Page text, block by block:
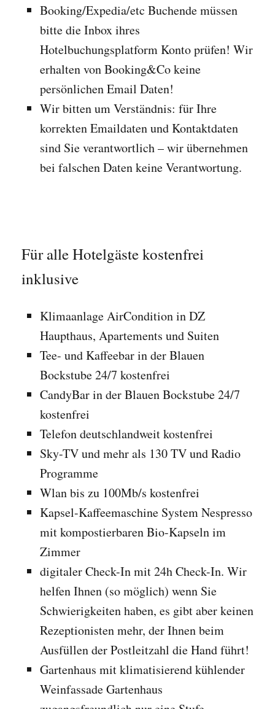
Booking/Expedia/etc Buchende müssen
bitte die Inbox ihres
Hotelbuchungsplatform Konto prüfen! Wir
erhalten von Booking&Co keine
persönlichen Email Daten!
Wir bitten um Verständnis: für Ihre
korrekten Emaildaten und Kontaktdaten
sind Sie verantwortlich – wir übernehmen
bei falschen Daten keine Verantwortung.
Für alle Hotelgäste kostenfrei
inklusive
Klimaanlage AirCondition in DZ
Haupthaus, Apartements und Suiten
Tee- und Kaffeebar in der Blauen
Bockstube 24/7 kostenfrei
CandyBar in der Blauen Bockstube 24/7
kostenfrei
Telefon deutschlandweit kostenfrei
Sky-TV und mehr als 130 TV und Radio
Programme
Wlan bis zu 100Mb/s kostenfrei
Kapsel-Kaffeemaschine System Nespresso
mit kompostierbaren Bio-Kapseln im
Zimmer
digitaler Check-In mit 24h Check-In. Wir
helfen Ihnen (so möglich) wenn Sie
Schwierigkeiten haben, es gibt aber keinen
Rezeptionisten mehr, der Ihnen beim
Ausfüllen der Postleitzahl die Hand führt!
Gartenhaus mit klimatisierend kühlender
Weinfassade Gartenhaus